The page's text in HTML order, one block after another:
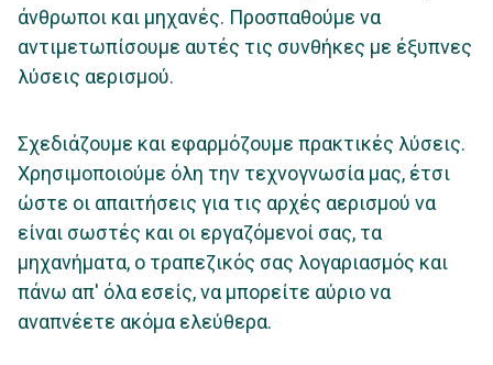
άνθρωποι και μηχανές. Προσπαθούμε να
αντιμετωπίσουμε αυτές τις συνθήκες με έξυπνες
λύσεις αερισμού.
Σχεδιάζουμε και εφαρμόζουμε πρακτικές λύσεις.
Χρησιμοποιούμε όλη την τεχνογνωσία μας, έτσι
ώστε οι απαιτήσεις για τις αρχές αερισμού να
είναι σωστές και οι εργαζόμενοί σας, τα
μηχανήματα, ο τραπεζικός σας λογαριασμός και
πάνω απ' όλα εσείς, να μπορείτε αύριο να
αναπνέετε ακόμα ελεύθερα.